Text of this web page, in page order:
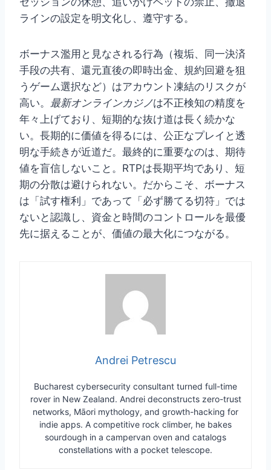
ラインの設定を明文化し、遵守する。
ボーナス濫用と見なされる行為（複垢、同一決済
手段の共有、還元直後の即時出金、規約回避を狙
うゲーム選択など）はアカウント凍結のリスクが
高い。 最新オンラインカジノは不正検知の精度を
年々上げており、短期的な抜け道は長く続かな
い。長期的に価値を得るには、公正なプレイと透
明な手続きが近道だ。最終的に重要なのは、期待
値を盲信しないこと。RTPは長期平均であり、短
期の分散は避けられない。だからこそ、ボーナス
は「試す権利」であって「必ず勝てる切符」では
ないと認識し、資金と時間のコントロールを最優
先に据えることが、価値の最大化につながる。
Andrei Petrescu
Bucharest cybersecurity consultant turned full-time
rover in New Zealand. Andrei deconstructs zero-trust
networks, Māori mythology, and growth-hacking for
indie apps. A competitive rock climber, he bakes
sourdough in a campervan oven and catalogs
constellations with a pocket telescope.